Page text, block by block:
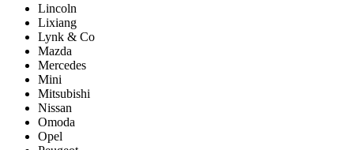
Lincoln
Lixiang
Lynk & Co
Mazda
Mercedes
Mini
Mitsubishi
Nissan
Omoda
Opel